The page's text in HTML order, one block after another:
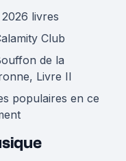
livres
Club
de la
Livre II
populaires en ce